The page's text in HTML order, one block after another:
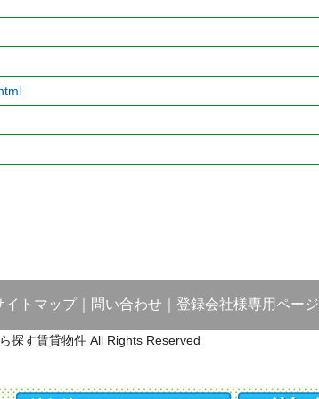
イトマップ｜ 問い合わせ 登録会社様専用ページ
探す賃貸物件 All Rights Reserved